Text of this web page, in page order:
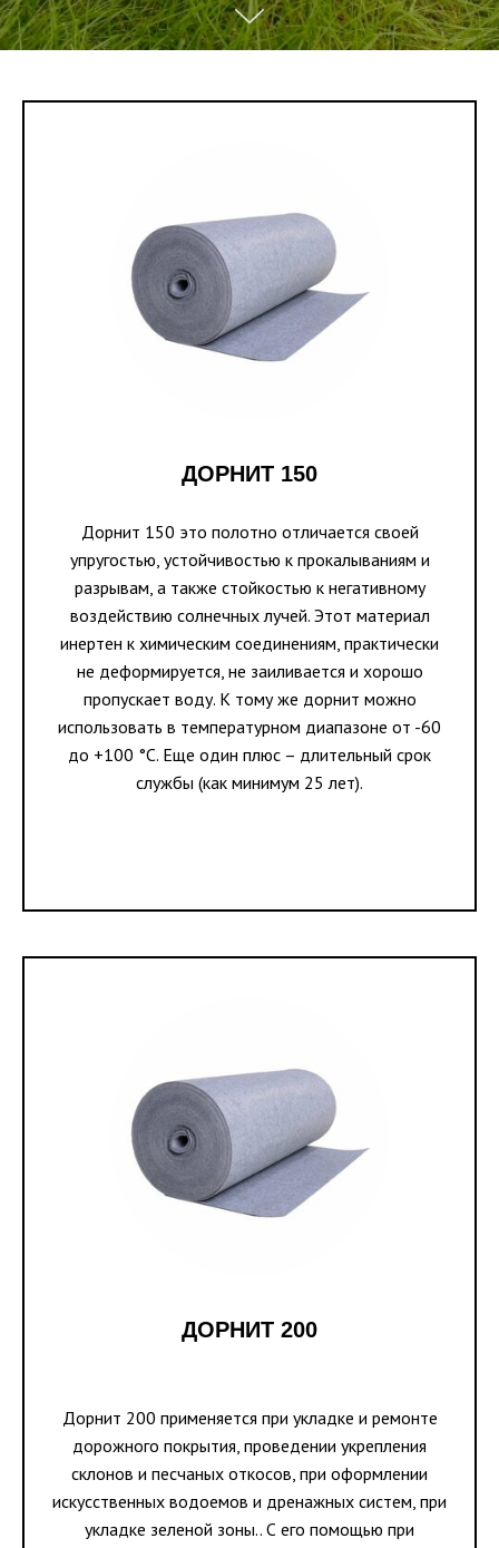
ДОРНИТ 150
Дорнит 150 это полотно отличается своей
упругостью, устойчивостью к прокалываниям и
разрывам, а также стойкостью к негативному
воздействию солнечных лучей. Этот материал
инертен к химическим соединениям, практически
не деформируется, не заиливается и хорошо
пропускает воду. К тому же дорнит можно
использовать в температурном диапазоне от -60
до +100 °C. Еще один плюс – длительный срок
службы (как минимум 25 лет).
ДОРНИТ 200
Дорнит 200 применяется при укладке и ремонте
дорожного покрытия, проведении укрепления
склонов и песчаных откосов, при оформлении
искусственных водоемов и дренажных систем, при
укладке зеленой зоны.. С его помощью при